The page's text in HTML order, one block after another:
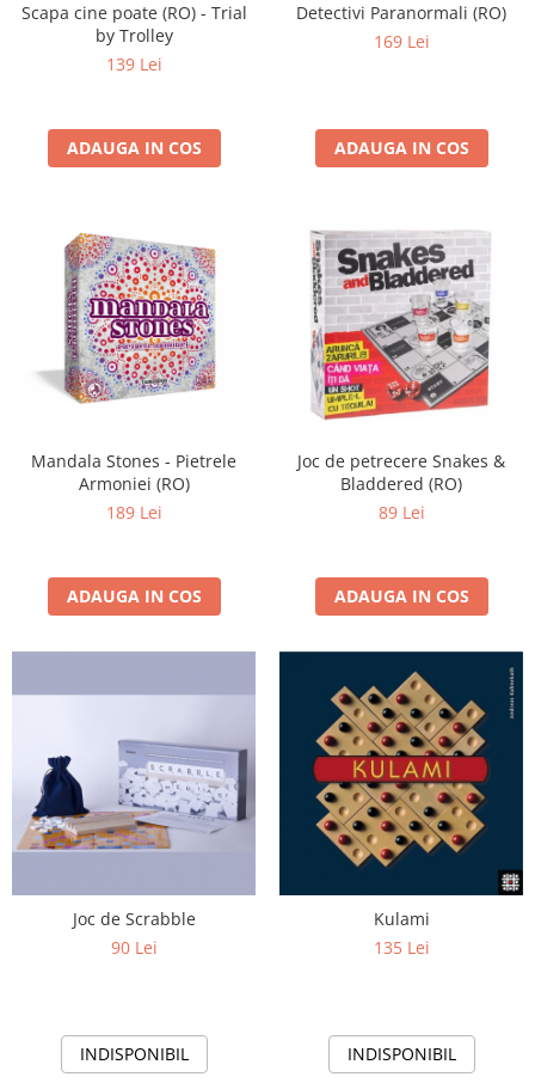
Scapa cine poate (RO) - Trial
by Trolley
139 Lei
ADAUGA IN COS
Detectivi Paranormali (RO)
169 Lei
ADAUGA IN COS
Mandala Stones - Pietrele
Armoniei (RO)
189 Lei
ADAUGA IN COS
Joc de petrecere Snakes &
Bladdered (RO)
89 Lei
ADAUGA IN COS
Joc de Scrabble
90 Lei
INDISPONIBIL
Kulami
135 Lei
INDISPONIBIL